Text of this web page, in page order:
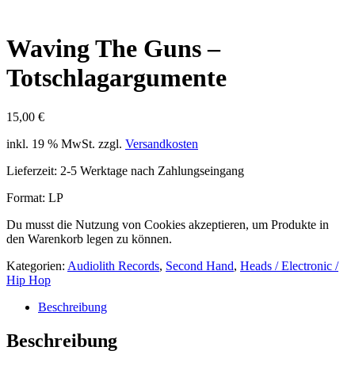
Waving The Guns –
Totschlagargumente
15,00 €
inkl. 19 % MwSt. zzgl. Versandkosten
Lieferzeit: 2-5 Werktage nach Zahlungseingang
Format: LP
Du musst die Nutzung von Cookies akzeptieren, um Produkte in
den Warenkorb legen zu können.
Kategorien: Audiolith Records, Second Hand, Heads / Electronic /
Hip Hop
Beschreibung
Beschreibung